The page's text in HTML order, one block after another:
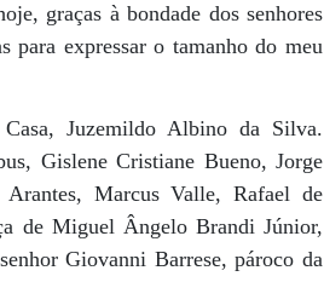
graças à bondade dos senhores
para expressar o tamanho do meu
Juzemildo Albino da Silva.
Gislene Cristiane Bueno, Jorge
Marcus Valle, Rafael de
de Miguel Ângelo Brandi Júnior,
Giovanni Barrese, pároco da